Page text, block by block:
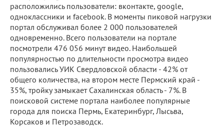
расположились пользователи: вконтакте, google,
одноклассники и facebook. В моменты пиковой нагрузки
портал обслуживал более 2 000 пользователей
одновременно. Всего пользователи на портале
посмотрели 476 056 минут видео. Наибольшей
популярностью по длительности просмотра видео
пользовались УИК Свердловской области - 42% от
общего количества, на втором месте Пермский край -
35%, тройку замыкает Сахалинская область - 7%. В
поисковой системе портала наиболее популярные
города для поиска Пермь, Екатеринбург, Лысьва,
Корсаков и Петрозаводск.